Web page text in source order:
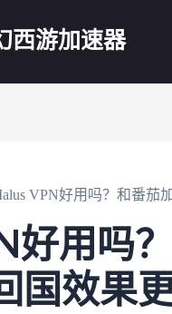
西游加速器
VPN好用吗？和番茄
好用吗
国效果更